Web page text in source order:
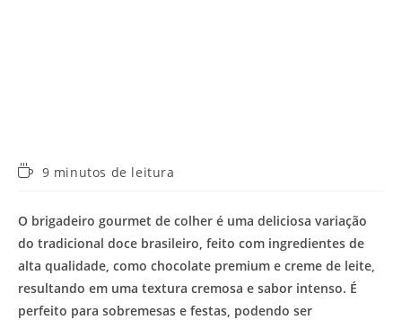
Tempo9 minutos de leitura
O brigadeiro gourmet de colher é uma deliciosa variação
do tradicional doce brasileiro, feito com ingredientes de
alta qualidade, como chocolate premium e creme de leite,
resultando em uma textura cremosa e sabor intenso. É
perfeito para sobremesas e festas, podendo ser